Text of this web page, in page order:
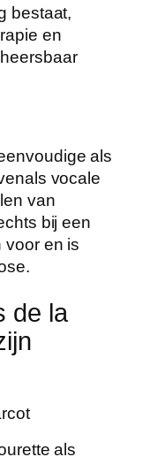
bestaat,
en
als
vocale
van
bij een
voor en is
de la
als